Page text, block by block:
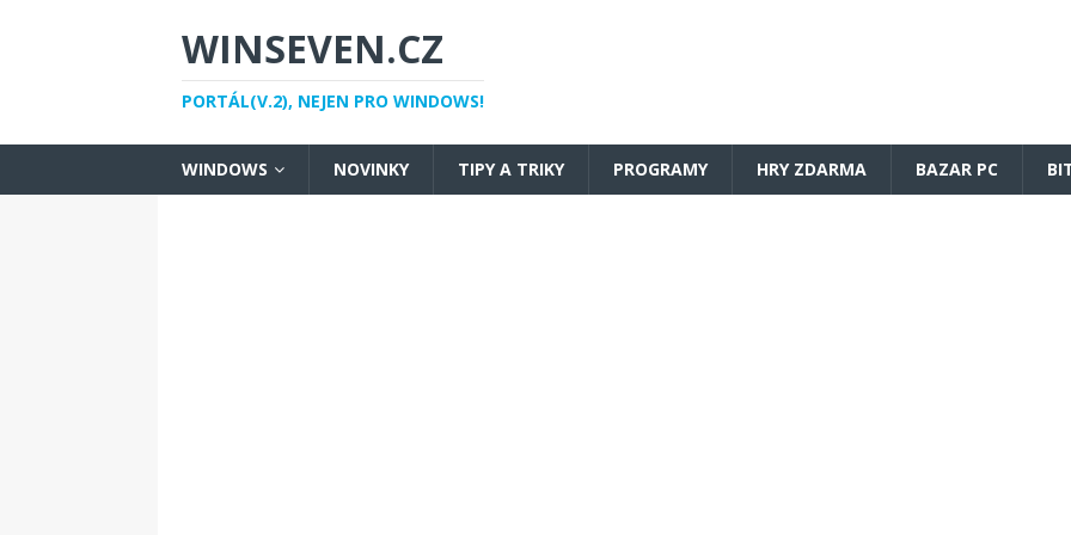
WINSEVEN.CZ
PORTÁL(V.2), NEJEN PRO WINDOWS!
WINDOWS NOVINKY TIPY A TRIKY PROGRAMY HRY ZDARMA BAZAR PC